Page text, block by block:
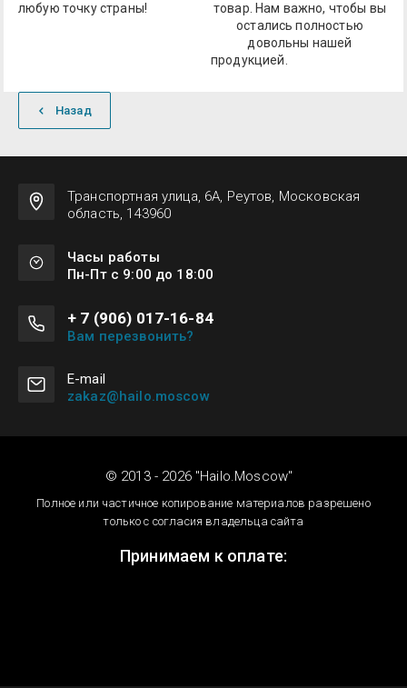
любую точку страны!
товар. Нам важно, чтобы вы
остались полностью
довольны нашей
продукцией.
Назад
Транспортная улица, 6А, Реутов, Московская
область, 143960
Часы работы
Пн-Пт с 9:00 до 18:00
+ 7 (906) 017-16-84
Вам перезвонить?
Е-mail
zakaz@hailo.moscow
© 2013 - 2026 "Hailo.Moscow"
Полное или частичное копирование материалов разрешено
только с согласия владельца сайта
Принимаем к оплате: